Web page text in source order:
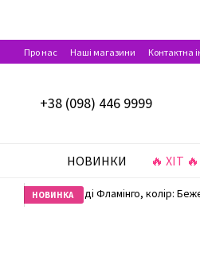
Про нас Наші магазини Контактна
Відгуки про магазин
+38 (098) 446 9999
НОВИНКИ 🔥 ХІТ 🔥
НОВИНКА